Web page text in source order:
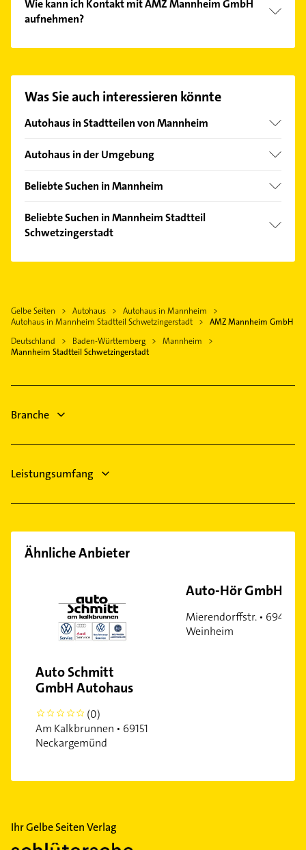
und Renault.
Wie kann ich Kontakt mit AMZ Mannheim GmbH
aufnehmen?
finden Sie alleKontaktdaten.
Was Sie auch interessieren könnte
Autohaus in Stadtteilen von Mannheim
Friedrichsfeld
Käfertal
Neckarstadt
Quadrate
Wallstadt
Autohaus in der Umgebung
Ludwigshafen am Rhein
Neuhofen Pfalz
Edingen-Neckarhausen
Mutterstadt
Frankenthal (Pfalz)
Beliebte Suchen in Mannheim
Kammerjäger
Bauunternehmen
Dachdecker
Lackiererei
Maler
Gartenbau & Landschaftsbau
Beliebte Suchen in Mannheim Stadtteil
Schwetzingerstadt
Immobilien
Heizung & Sanitär
Heizungsfirmen
Gelbe Seiten Autohaus
Autohaus in Mannheim
Autohaus in Mannheim Stadtteil Schwetzingerstadt
AMZ Mannheim GmbH
Deutschland
Baden-Württemberg
Mannheim
Mannheim Stadtteil Schwetzingerstadt
Branche
Leistungsumfang
Ähnliche Anbieter
Auto Schmitt
GmbH Autohaus
0
(0)
Am Kalkbrunnen • 69151
Neckargemünd
Auto-Hör GmbH
Mierendorffstr. • 69469
Weinheim
Ihr Gelbe Seiten Verlag